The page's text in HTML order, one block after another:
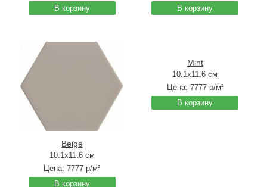
В корзину
В корзину
Beige
10.1x11.6 см
Цена:7777 р/м²
В корзину
Mint
10.1x11.6 см
Цена: 7777р/м²
В корзину